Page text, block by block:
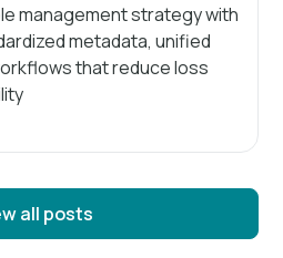
management strategy with
metadata, unified
that reduce loss
all posts